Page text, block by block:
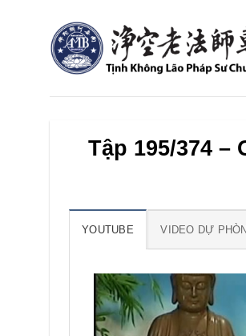
Tập 195/374 –
YOUTUBE VIDEO DỰ